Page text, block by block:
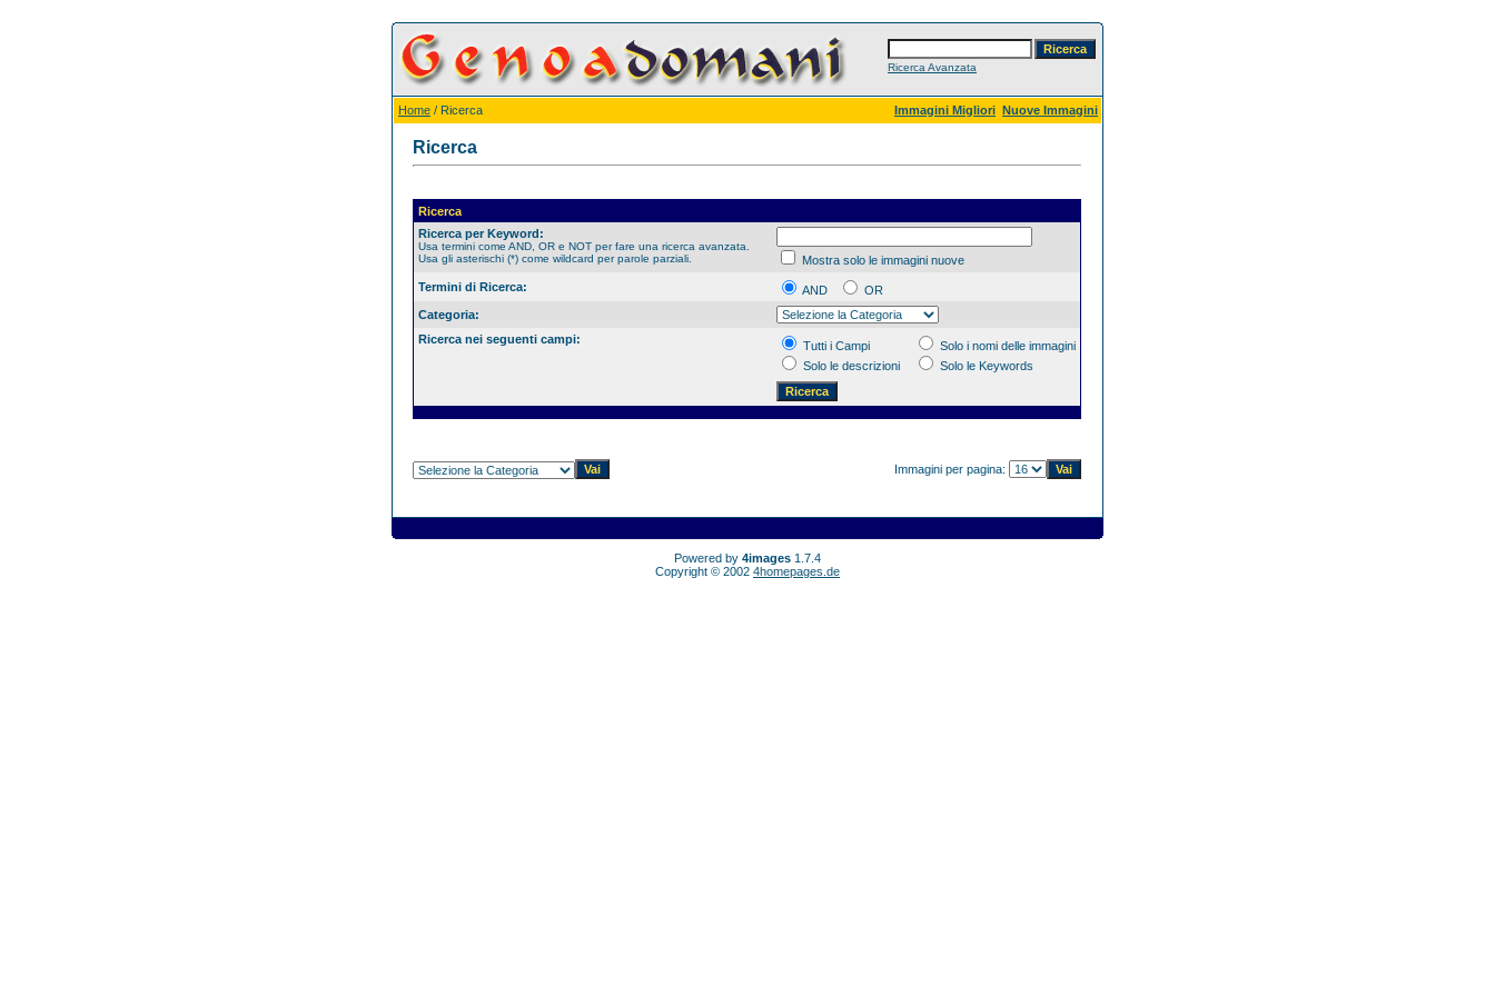
Ricerca Avanzata
Home / Ricerca Immagini Migliori Nuove Immagini
Ricerca
Ricerca
Ricerca per Keyword:
Usa termini come AND, OR e NOT per fare una ricerca avanzata.
Usa gli asterischi (*) come wildcard per parole parziali.
Mostra solo le immagini nuove
Termini di Ricerca:
AND
OR
Categoria:
Ricerca nei seguenti campi:
Tutti i Campi
Solo i nomi delle immagini
Solo le descrizioni
Solo le Keywords
Immagini per pagina:
Powered by 4images 1.7.4
Copyright © 2002 4homepages.de